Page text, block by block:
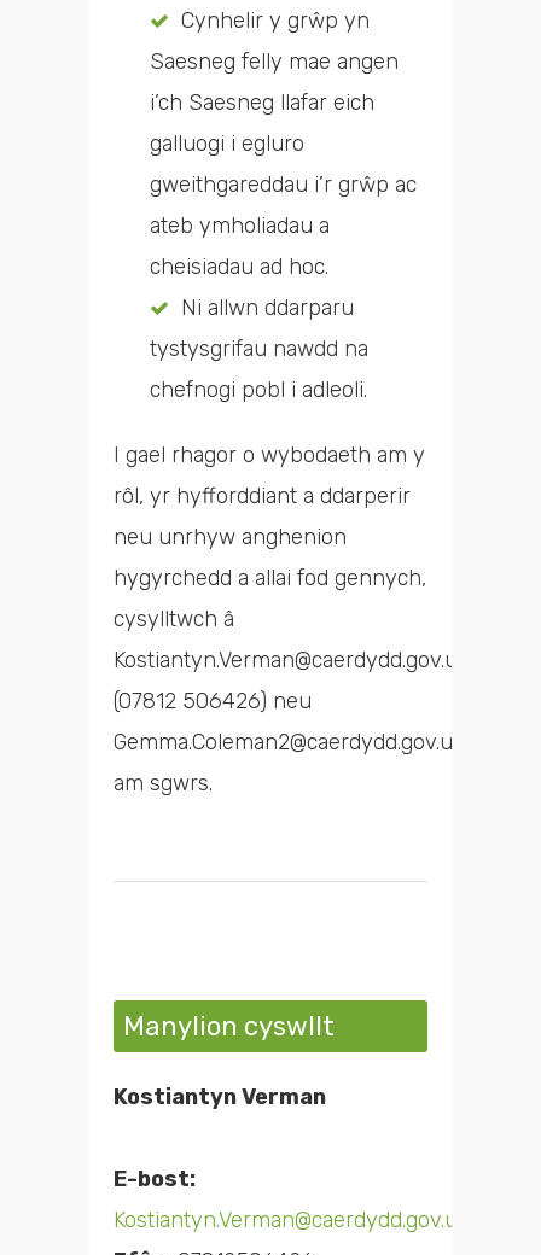
Cynhelir y grŵp yn
Saesneg felly mae angen
i’ch Saesneg llafar eich
galluogi i egluro
gweithgareddau i’r grŵp ac
ateb ymholiadau a
cheisiadau ad hoc.
Ni allwn ddarparu
tystysgrifau nawdd na
chefnogi pobl i adleoli.
I gael rhagor o wybodaeth am y
rôl, yr hyfforddiant a ddarperir
neu unrhyw anghenion
hygyrchedd a allai fod gennych,
cysylltwch â
Kostiantyn.Verman@caerdydd.gov.uk
(07812 506426) neu
Gemma.Coleman2@caerdydd.gov.uk
am sgwrs.
Manylion cyswllt
Kostiantyn Verman
E-bost:
Kostiantyn.Verman@caerdydd.gov.uk